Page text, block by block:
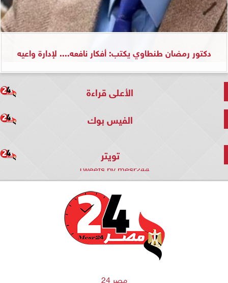
دكتور رمضان طنطاوي يكتب: أفكار نافعه.... لإدارة واعيه
الأعلى قراءة
الفيس بوك
تويتر
Tweets by mesr244
مصر 24